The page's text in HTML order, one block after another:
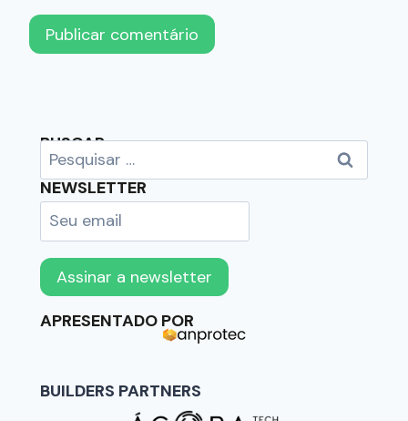
BUSCAR
NEWSLETTER
APRESENTADO POR
BUILDERS PARTNERS